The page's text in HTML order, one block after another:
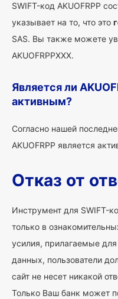
SWIFT-код AKUOFRPP
указывает на то, что это
SAS. Вы также можете
AKUOFRPPXXX.
Является ли
активным?
Согласно нашей
AKUOFRPP является
Отказ от
Инструмент для SWIFT-
только в
усилия, прилагаемые
данных, пользователи
сайт не несет никакой
Только Ваш банк может